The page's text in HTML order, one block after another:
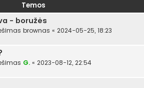
Temos
- boružės
brownas « 2024-05-25, 18:23
G. « 2023-08-12, 22:54